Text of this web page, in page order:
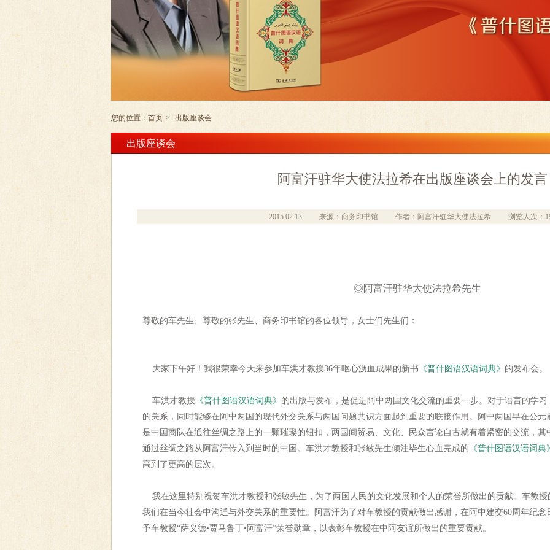
您的位置： 首页 > 出版座谈会
出版座谈会
阿富汗驻华大使法拉希在出版座谈会上的发言
2015.02.13 来源：商务印书馆 作者：阿富汗驻华大使法拉希 浏览人次：
◎阿富汗驻华大使法拉希先生
尊敬的车先生、尊敬的张先生、商务印书馆的各位领导，女士们先生们：
大家下午好！我很荣幸今天来参加车洪才教授36年呕心沥血成果的新书 《普什图语汉语词典》 的发布会。
车洪才教授 《普什图语汉语词典》 的出版与发布，是促进阿中两国文化交流的重要一步。对于语言的学
的关系，同时能够在阿中两国的现代外交关系与两国问题共识方面起到重要的联接作用。阿中两国早在公
是中国商队在通往丝绸之路上的一颗璀璨的钮扣，两国间贸易、文化、民众言论自古就有着紧密的交流，
通过丝绸之路从阿富汗传入到当时的中国。车洪才教授和张敏先生倾注毕生心血完成的 《普什图语汉语词典
高到了更高的层次。
我在这里特别祝贺车洪才教授和张敏先生，为了两国人民的文化发展和个人的荣誉所做出的贡献。车教
我们在当今社会中沟通与外交关系的重要性。阿富汗为了对车教授的贡献做出感谢，在阿中建交60周年纪
予车教授“萨义德•贾马鲁丁•阿富汗”荣誉勋章，以表彰车教授在中阿友谊所做出的重要贡献。